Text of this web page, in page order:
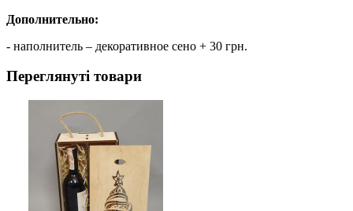
Дополнительно:
- наполнитель – декоративное сено + 30 грн.
Переглянуті товари